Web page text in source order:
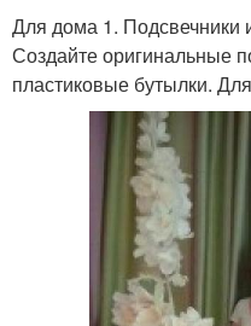
Для дома 1. Подсвечники
Создайте оригинальные
пластиковые бутылки.